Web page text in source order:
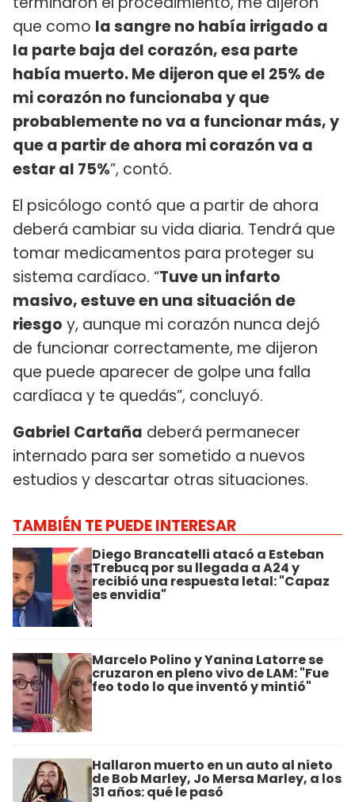
que como la sangre no había irrigado a
la parte baja del corazón, esa parte
había muerto. Me dijeron que el 25% de
mi corazón no funcionaba y que
probablemente no va a funcionar más, y
que a partir de ahora mi corazón va a
estar al 75%”, contó.
El psicólogo contó que a partir de ahora
deberá cambiar su vida diaria. Tendrá que
tomar medicamentos para proteger su
sistema cardíaco. “Tuve un infarto
masivo, estuve en una situación de
riesgo y, aunque mi corazón nunca dejó
de funcionar correctamente, me dijeron
que puede aparecer de golpe una falla
cardíaca y te quedás”, concluyó.
Gabriel Cartaña deberá permanecer
internado para ser sometido a nuevos
estudios y descartar otras situaciones.
TAMBIÉN TE PUEDE INTERESAR
Diego Brancatelli atacó a Esteban
Trebucq por su llegada a A24 y
recibió una respuesta letal: "Capaz
es envidia"
Marcelo Polino y Yanina Latorre se
cruzaron en pleno vivo de LAM: "Fue
feo todo lo que inventó y mintió"
Hallaron muerto en un auto al nieto
de Bob Marley, Jo Mersa Marley, a los
31 años: qué le pasó